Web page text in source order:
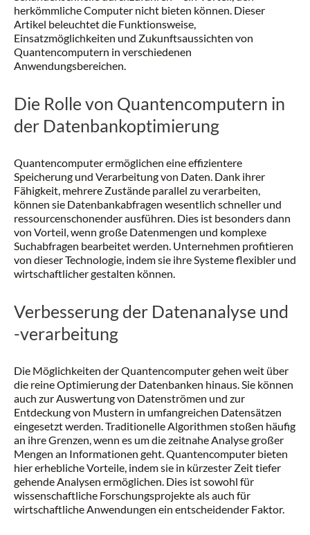
herkömmliche Computer nicht bieten können. Dieser
Artikel beleuchtet die Funktionsweise,
Einsatzmöglichkeiten und Zukunftsaussichten von
Quantencomputern in verschiedenen
Anwendungsbereichen.
Die Rolle von Quantencomputern in
der Datenbankoptimierung
Quantencomputer ermöglichen eine effizientere
Speicherung und Verarbeitung von Daten. Dank ihrer
Fähigkeit, mehrere Zustände parallel zu verarbeiten,
können sie Datenbankabfragen wesentlich schneller und
ressourcenschonender ausführen. Dies ist besonders dann
von Vorteil, wenn große Datenmengen und komplexe
Suchabfragen bearbeitet werden. Unternehmen profitieren
von dieser Technologie, indem sie ihre Systeme flexibler und
wirtschaftlicher gestalten können.
Verbesserung der Datenanalyse und
-verarbeitung
Die Möglichkeiten der Quantencomputer gehen weit über
die reine Optimierung der Datenbanken hinaus. Sie können
auch zur Auswertung von Datenströmen und zur
Entdeckung von Mustern in umfangreichen Datensätzen
eingesetzt werden. Traditionelle Algorithmen stoßen häufig
an ihre Grenzen, wenn es um die zeitnahe Analyse großer
Mengen an Informationen geht. Quantencomputer bieten
hier erhebliche Vorteile, indem sie in kürzester Zeit tiefer
gehende Analysen ermöglichen. Dies ist sowohl für
wissenschaftliche Forschungsprojekte als auch für
wirtschaftliche Anwendungen ein entscheidender Faktor.